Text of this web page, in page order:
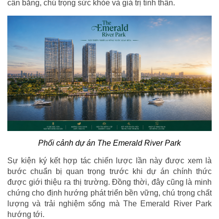
cân bằng, chú trọng sức khỏe và giá trị tinh thần.
Phối cảnh dự án The Emerald River Park
Sự kiện ký kết hợp tác chiến lược lần này được xem là
bước chuẩn bị quan trọng trước khi dự án chính thức
được giới thiệu ra thị trường. Đồng thời, đây cũng là minh
chứng cho định hướng phát triển bền vững, chú trọng chất
lượng và trải nghiệm sống mà The Emerald River Park
hướng tới.